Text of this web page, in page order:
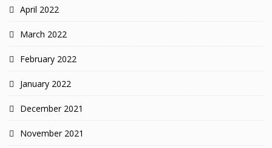
April 2022
March 2022
February 2022
January 2022
December 2021
November 2021